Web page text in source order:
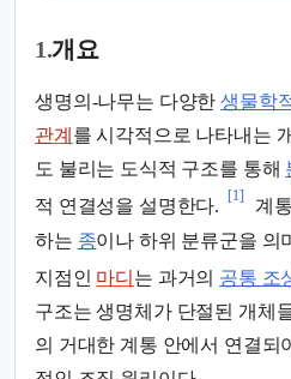
1.개요
생명의-나무는 다양한생물학
관계 를 시각적으로 나타내는
도 불리는 도식적 구조를 통해
적 연결성을 설명한다.
[1]
계
하는 종이나 하위 분류군을 의
지점인 마디 는 과거의 공통 조
구조는 생명체가 단절된 개체
의 거대한 계통 안에서 연결되